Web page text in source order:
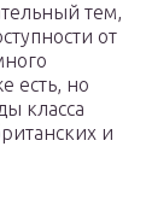
тем,
от
есть, но
класса
и